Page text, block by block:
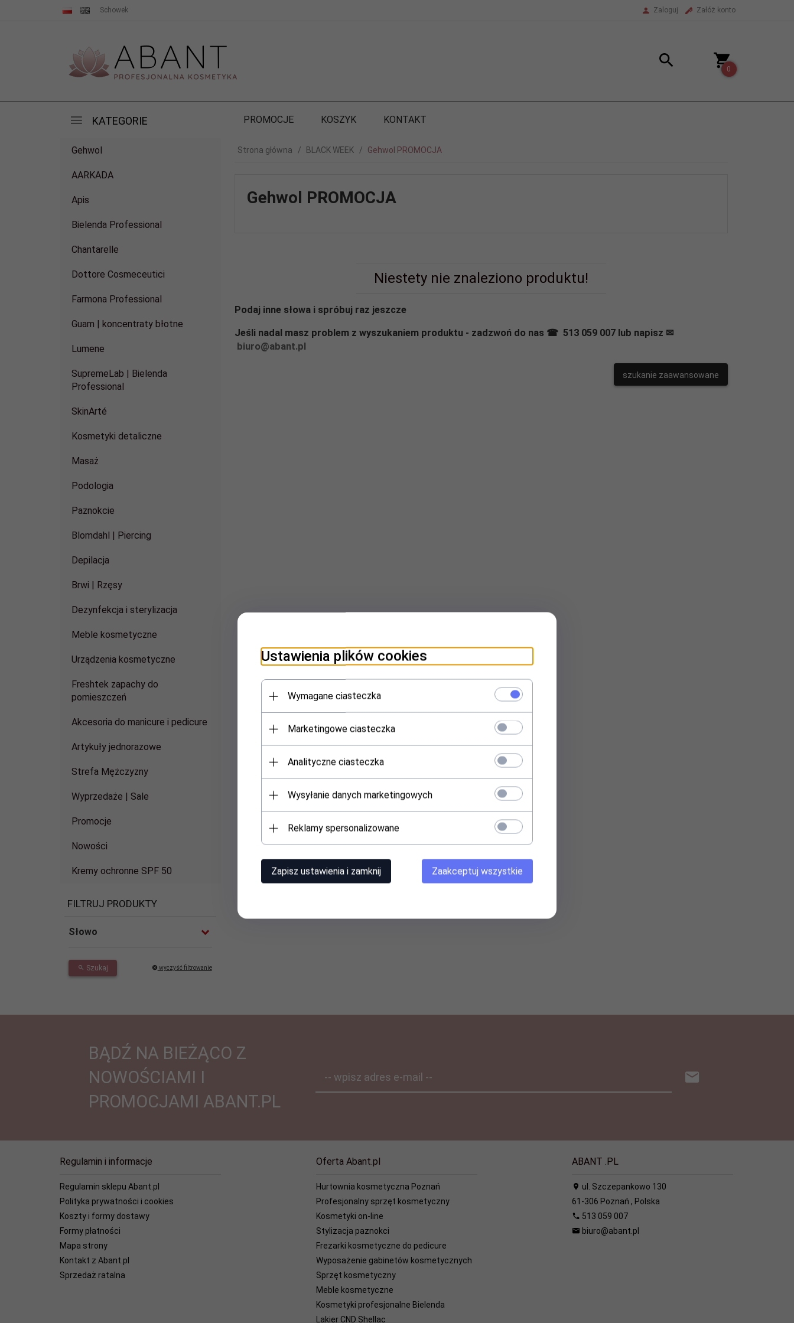
Schowek Zaloguj Załóż konto
0
KATEGORIE PROMOCJE KOSZYK KONTAKT
Gehwol
AARKADA
Apis
Bielenda Professional
Chantarelle
Dottore Cosmeceutici
Farmona Professional
Guam | koncentraty błotne
Lumene
SupremeLab | Bielenda
Professional
SkinArté
Kosmetyki detaliczne
Masaż
Podologia
Paznokcie
Blomdahl | Piercing
Depilacja
Brwi | Rzęsy
Dezynfekcja i sterylizacja
Meble kosmetyczne
Urządzenia kosmetyczne
Freshtek zapachy do
pomieszczeń
Akcesoria do manicure i pedicure
Artykuły jednorazowe
Strefa Mężczyzny
Wyprzedaże | Sale
Promocje
Nowości
Kremy ochronne SPF 50
FILTRUJ PRODUKTY
Słowo
Szukaj wyczyść filtrowanie
Strona główna BLACK WEEK Gehwol PROMOCJA
Gehwol PROMOCJA
Niestety nie znaleziono produktu!
Podaj inne słowa i spróbuj raz jeszcze
Jeśli nadal masz problem z wyszukaniem produktu - zadzwoń do nas ☎ 513 059 007 lub napisz ✉
biuro@abant.pl
szukanie zaawansowane
BĄDŹ NA BIEŻĄCO Z
NOWOŚCIAMI I
PROMOCJAMI ABANT.PL
-- wpisz adres e-mail --
Regulamin i informacje
Regulamin sklepu Abant.pl
Polityka prywatności i cookies
Koszty i formy dostawy
Formy płatności
Mapa strony
Kontakt z Abant.pl
Sprzedaż ratalna
Oferta Abant.pl
Hurtownia kosmetyczna Poznań
Profesjonalny sprzęt kosmetyczny
Kosmetyki on-line
Stylizacja paznokci
Frezarki kosmetyczne do pedicure
Wyposażenie gabinetów kosmetycznych
Sprzęt kosmetyczny
Meble kosmetyczne
Kosmetyki profesjonalne Bielenda
Lakier CND Shellac
ABANT .PL
ul. Szczepankowo 130
61-306 Poznań , Polska
513 059 007
biuro@abant.pl
Ustawienia plików cookies
Wymagane ciasteczka
Marketingowe ciasteczka
Analityczne ciasteczka
Wysyłanie danych marketingowych
Reklamy spersonalizowane
Zapisz ustawienia i zamknij Zaakceptuj wszystkie